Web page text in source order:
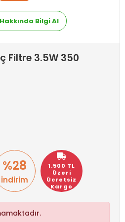
Bilgi Al
Filtre 3.5W 350
1.500 TL
Üzeri
Ücretsiz
Kargo
%28
İndirim